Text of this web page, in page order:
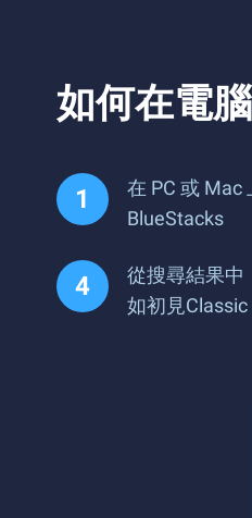
如何在電
在 PC 或 Mac
BlueStacks
從搜尋結果中
如初見Classic